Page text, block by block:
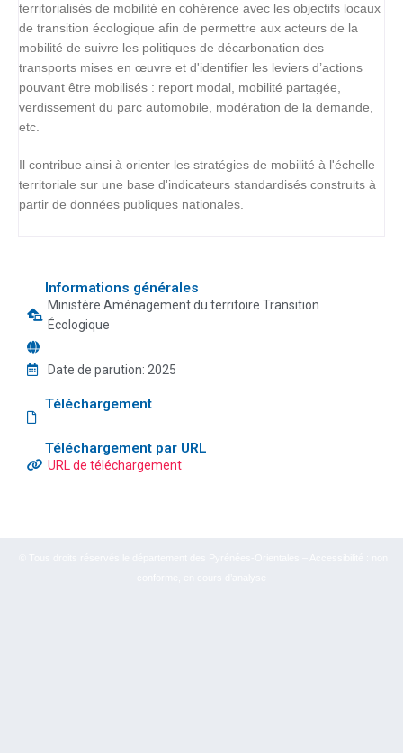
territorialisés de mobilité en cohérence avec les objectifs locaux
de transition écologique afin de permettre aux acteurs de la
mobilité de suivre les politiques de décarbonation des
transports mises en œuvre et d'identifier les leviers d’actions
pouvant être mobilisés : report modal, mobilité partagée,
verdissement du parc automobile, modération de la demande,
etc.
Il contribue ainsi à orienter les stratégies de mobilité à l'échelle
territoriale sur une base d'indicateurs standardisés construits à
partir de données publiques nationales.
Informations générales
Ministère Aménagement du territoire Transition
Écologique
Date de parution: 2025
Téléchargement
Téléchargement par URL
URL de téléchargement